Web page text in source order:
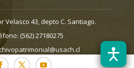
Velasco 43, depto C. Santiago.
(562) 27180275